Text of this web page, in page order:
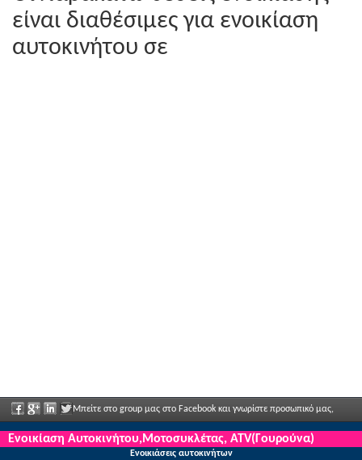
είναι διαθέσιμες για ενοικίαση
αυτοκινήτου σε
Μπείτε στο group μας στο Facebook και γνωρίστε προσωπικό μας,
πείτα μας τις απόψεις σας και απολαύστε μεγάλες εκπτώσεις και προσφορές που
Ενοικίαση Αυτοκινήτου,Μοτοσυκλέτας, ATV(Γουρούνα)
Ενοικιάσεις αυτοκινήτων